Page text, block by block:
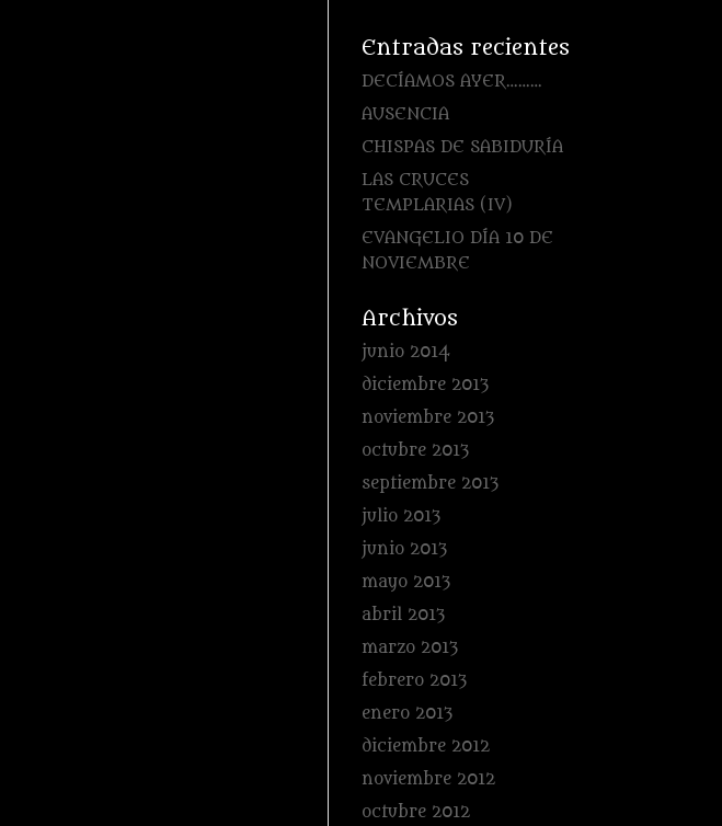
Entradas recientes
DECÍAMOS AYER………
AUSENCIA
CHISPAS DE SABIDURÍA
LAS CRUCES
TEMPLARIAS (IV)
EVANGELIO DÍA 10 DE
NOVIEMBRE
Archivos
junio 2014
diciembre 2013
noviembre 2013
octubre 2013
septiembre 2013
julio 2013
junio 2013
mayo 2013
abril 2013
marzo 2013
febrero 2013
enero 2013
diciembre 2012
noviembre 2012
octubre 2012